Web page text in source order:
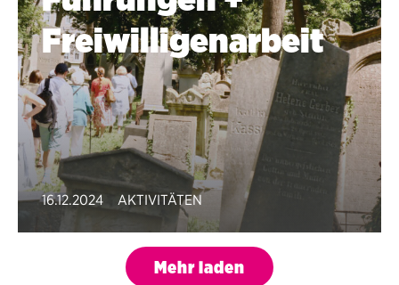
Freiwilligenarbeit
16.12.2024 AKTIVITÄTEN
Mehr laden